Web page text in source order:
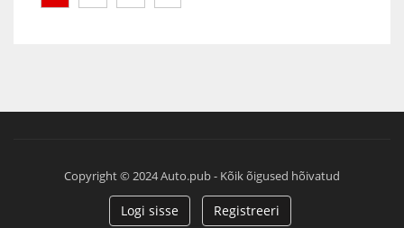
Copyright © 2024 Auto.pub - Kõik õigused hõivatud
Logi sisse Registreeri